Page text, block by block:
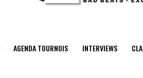
AGENDA TOURNOIS INTERVIEWS